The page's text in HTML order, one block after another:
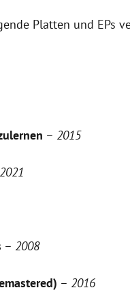
Platten und EPs
– 2015
2021
– 2008
– 2016